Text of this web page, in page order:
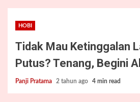
HOBI
Tidak Mau Ketinggalan
Putus? Tenang, Begini
Panji Pratama 2 tahun ago 4 min read